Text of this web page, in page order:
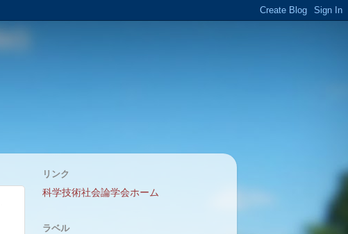
リンク
科学技術社会論学会ホーム
ラベル